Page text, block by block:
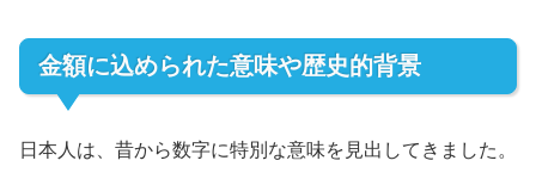
金額に込められた意味や歴史的背景
日本人は、昔から数字に特別な意味を見出してきました。